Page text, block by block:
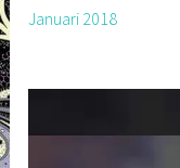
Januari 2018